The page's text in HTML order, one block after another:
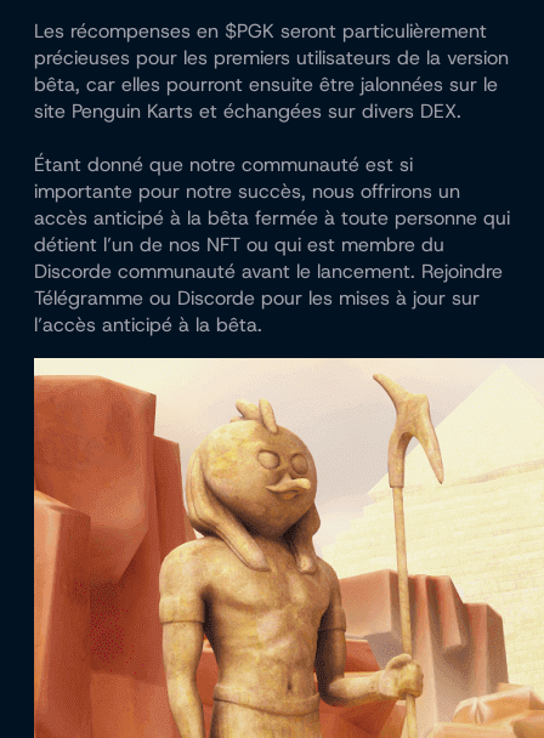
Les récompenses en $PGK seront particulièrement
précieuses pour les premiers utilisateurs de la version
bêta, car elles pourront ensuite être jalonnées sur le
site Penguin Karts et échangées sur divers DEX.
Étant donné que notre communauté est si
importante pour notre succès, nous offrirons un
accès anticipé à la bêta fermée à toute personne qui
détient l’un de nos NFT ou qui est membre du
Discorde communauté avant le lancement. Rejoindre
Télégramme ou Discorde pour les mises à jour sur
l’accès anticipé à la bêta.